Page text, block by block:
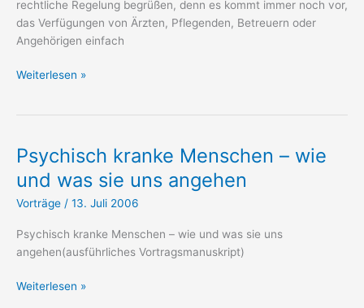
rechtliche Regelung begrüßen, denn es kommt immer noch vor,
das Verfügungen von Ärzten, Pflegenden, Betreuern oder
Angehörigen einfach
Interview:
entwickeln“
mit
„katholisch.de“
Weiterlesen »
Psychisch kranke Menschen – wie
und was sie uns angehen
Vorträge / 13. Juli 2006
Psychisch kranke Menschen – wie und was sie uns
angehen(ausführliches Vortragsmanuskript)
Psychisch
Weiterlesen »